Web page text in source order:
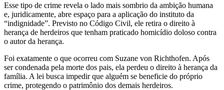
Esse tipo de crime revela o lado mais sombrio da ambição humana
e, juridicamente, abre espaço para a aplicação do instituto da
“indignidade”. Previsto no Código Civil, ele retira o direito à
herança de herdeiros que tenham praticado homicídio doloso contra
o autor da herança.
Foi exatamente o que ocorreu com Suzane von Richthofen. Após
ser condenada pela morte dos pais, ela perdeu o direito à herança da
família. A lei busca impedir que alguém se beneficie do próprio
crime, protegendo o patrimônio dos demais herdeiros.